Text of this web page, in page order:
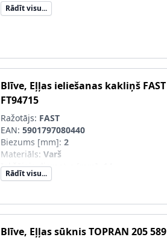
Rādīt visu...
Blīve, Eļļas ieliešanas kakliņš FAST
FT94715
Ražotājs: FAST
EAN: 5901797080440
Biezums [mm]: 2
Materiāls: Varš
Iekšējais diametrs [mm]
Ārējais diametrs [mm]
Rādīt visu...
Blīve, Eļļas sūknisTOPRAN 205 589